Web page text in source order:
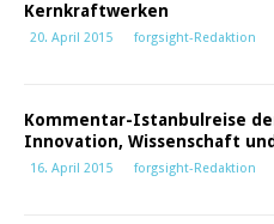
Kernkraftwerken
20. April 2015 forgsight-Redaktion
Kommentar-Istanbulreise
Innovation, Wissenschaft
16. April 2015 forgsight-Redaktion